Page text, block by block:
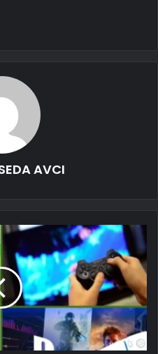
AVCI